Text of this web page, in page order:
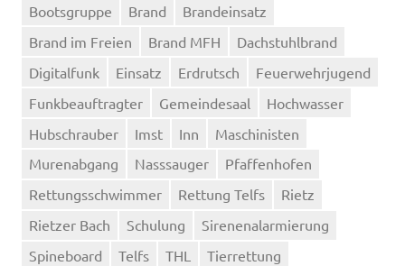
Bootsgruppe
Brand
Brandeinsatz
Brand im Freien
Brand MFH
Dachstuhlbrand
Digitalfunk
Einsatz Erdrutsch
Feuerwehrjugend
Funkbeauftragter
Gemeindesaal
Hochwasser
Hubschrauber
Imst Inn
Maschinisten
Murenabgang
Nasssauger
Pfaffenhofen
Rettungsschwimmer
Rettung Telfs
Rietz
Rietzer Bach
Schulung
Sirenenalarmierung
Spineboard
Telfs THL
Tierrettung